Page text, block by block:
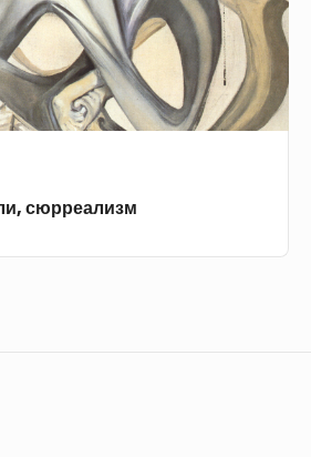
сюрреализм